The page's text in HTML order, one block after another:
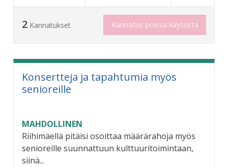
2 Kannatukset Kannatus poissa käytöstä
Konsertteja ja tapahtumia myös
senioreille
MAHDOLLINEN
Riihimäellä pitäisi osoittaa määrärahoja myös
senioreille suunnattuun kulttuuritoimintaan,
siinä...